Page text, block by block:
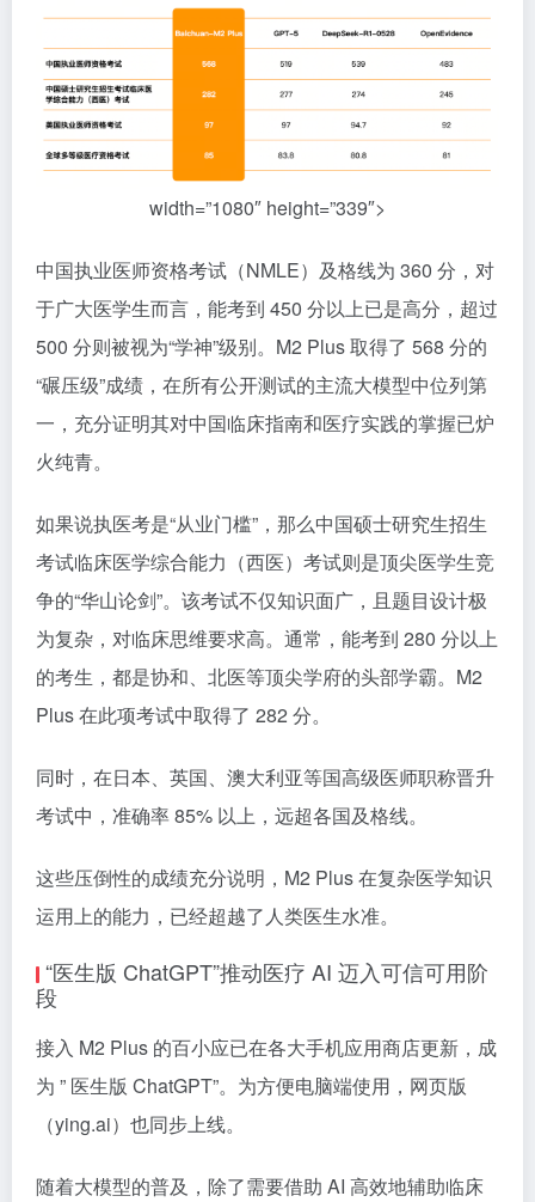
width=”1080″ height=”339″>
中国执业医师资格考试（NMLE）及格线为 360 分，对
于广大医学生而言，能考到 450 分以上已是高分，超过
500 分则被视为“学神”级别。M2 Plus 取得了 568 分的
“碾压级”成绩，在所有公开测试的主流大模型中位列第
一，充分证明其对中国临床指南和医疗实践的掌握已炉
火纯青。
如果说执医考是“从业门槛”，那么中国硕士研究生招生
考试临床医学综合能力（西医）考试则是顶尖医学生竞
争的“华山论剑”。该考试不仅知识面广，且题目设计极
为复杂，对临床思维要求高。通常，能考到 280 分以上
的考生，都是协和、北医等顶尖学府的头部学霸。M2
Plus 在此项考试中取得了 282 分。
同时，在日本、英国、澳大利亚等国高级医师职称晋升
考试中，准确率 85% 以上，远超各国及格线。
这些压倒性的成绩充分说明，M2 Plus 在复杂医学知识
运用上的能力，已经超越了人类医生水准。
“医生版 ChatGPT”推动医疗 AI 迈入可信可用阶
段
接入 M2 Plus 的百小应已在各大手机应用商店更新，成
为 ” 医生版 ChatGPT”。为方便电脑端使用，网页版
（ying.ai）也同步上线。
随着大模型的普及，除了需要借助 AI 高效地辅助临床